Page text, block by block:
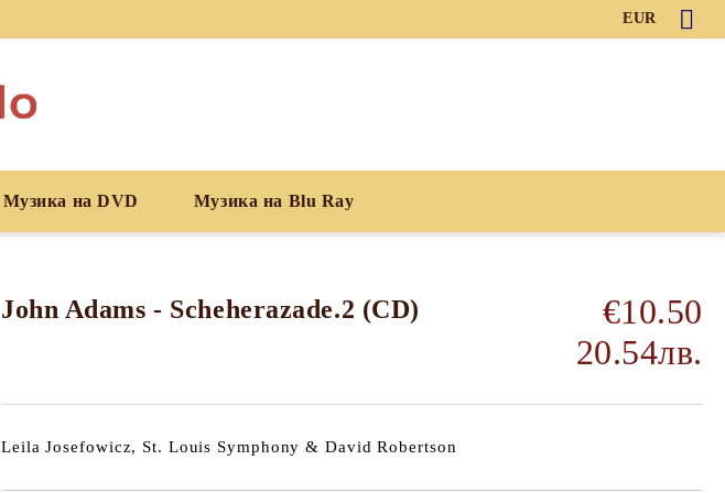
EUR
Музика на DVD Музика на Blu Ray
John Adams - Scheherazade.2 (CD)
€10.50
20.54лв.
Leila Josefowicz, St. Louis Symphony & David Robertson